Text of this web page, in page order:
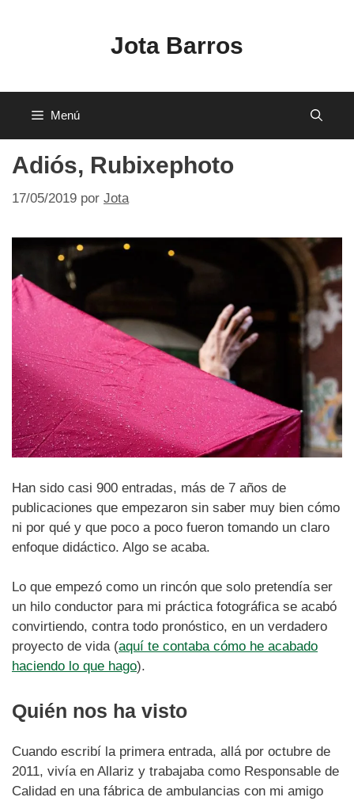
Jota Barros
Menú
Adiós, Rubixephoto
17/05/2019 por Jota
Han sido casi 900 entradas, más de 7 años de
publicaciones que empezaron sin saber muy bien cómo
ni por qué y que poco a poco fueron tomando un claro
enfoque didáctico. Algo se acaba.
Lo que empezó como un rincón que solo pretendía ser
un hilo conductor para mi práctica fotográfica se acabó
convirtiendo, contra todo pronóstico, en un verdadero
proyecto de vida (aquí te contaba cómo he acabado
haciendo lo que hago).
Quién nos ha visto
Cuando escribí la primera entrada, allá por octubre de
2011, vivía en Allariz y trabajaba como Responsable de
Calidad en una fábrica de ambulancias con mi amigo